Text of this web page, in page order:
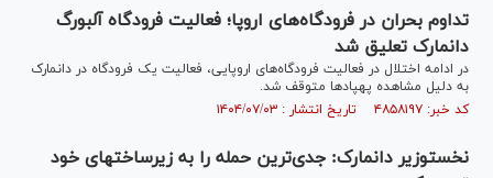
تداوم بحران در فرودگاه‌های اروپا؛ فعالیت فرودگاه آلبورگ
دانمارک تعلیق شد
در ادامه اختلال در فعالیت فرودگاه‌های اروپایی، فعالیت یک فرودگاه در دانمارک
به دلیل مشاهده پهپاد‌ها متوقف شد.
کد خبر: ۴۸۵۸۱۹۷ تاریخ انتشار : ۱۴۰۴/۰۷/۰۳
نخست‎وزیر دانمارک: جدی‌ترین حمله را به زیرساخت‎های خود